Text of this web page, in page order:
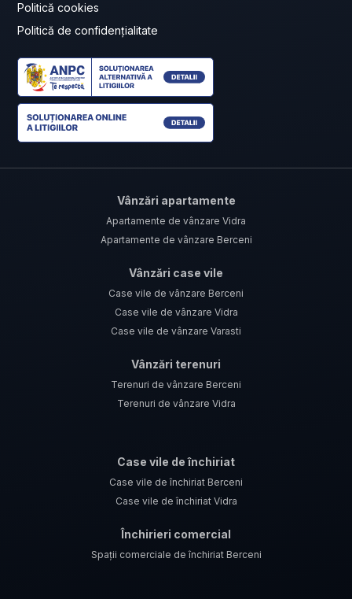
Politică cookies
Politică de confidențialitate
Vânzări apartamente
Apartamente de vânzare Vidra
Apartamente de vânzare Berceni
Vânzări case vile
Case vile de vânzare Berceni
Case vile de vânzare Vidra
Case vile de vânzare Varasti
Vânzări terenuri
Terenuri de vânzare Berceni
Terenuri de vânzare Vidra
Case vile de închiriat
Case vile de închiriat Berceni
Case vile de închiriat Vidra
Închirieri comercial
Spații comerciale de închiriat Berceni